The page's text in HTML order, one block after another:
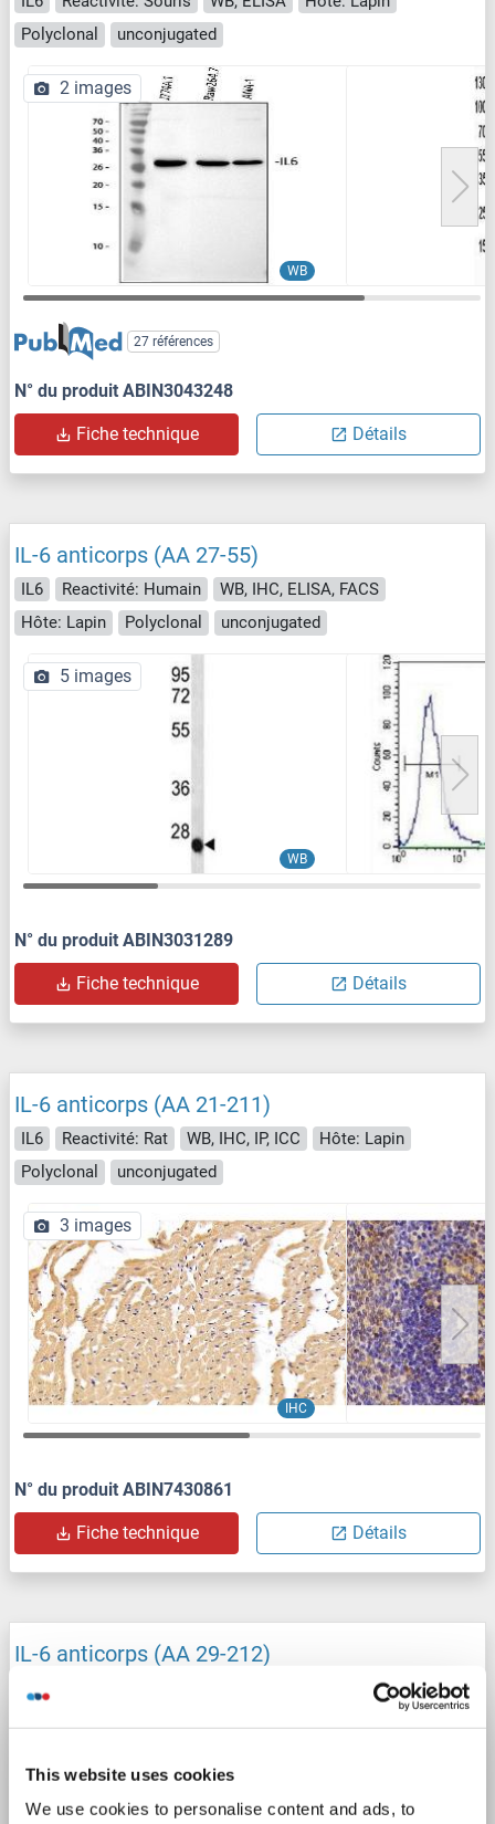
This website uses cookies
We use cookies to personalise content and ads, to
Polyclonal
unconjugated
WB
2 images
27 références
N° du produit ABIN3043248
Fiche technique Détails
IL-6 anticorps (AA 27-55)
IL6 Reactivité: Humain
WB, IHC, ELISA, FACS
Hôte: Lapin
Polyclonal unconjugated
WB
5 images
N° du produit ABIN3031289
Fiche technique Détails
IL-6 anticorps (AA 21-211)
IL6 Reactivité: Rat WB, IHC, IP, ICC
Hôte: Lapin
Polyclonal
unconjugated
IHC
3 images
N° du produit ABIN7430861
Fiche technique Détails
IL-6 anticorps (AA 29-212)
Hôte: Lapin
3 images